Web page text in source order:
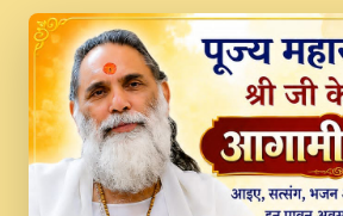
Pawan ji 20-11-19 Sankirtan
PRABHU KUTEER
Kina Sohna Tera Bhawan
Vaishno Devi Aarti Mata Rani
Lakhwinder Wadali Ji.mp3
MERE MANN VICH